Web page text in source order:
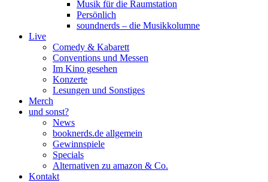
Musik für die Raumstation
Persönlich
soundnerds – die Musikkolumne
Live
Comedy & Kabarett
Conventions und Messen
Im Kino gesehen
Konzerte
Lesungen und Sonstiges
Merch
und sonst?
News
booknerds.de allgemein
Gewinnspiele
Specials
Alternativen zu amazon & Co.
Kontakt